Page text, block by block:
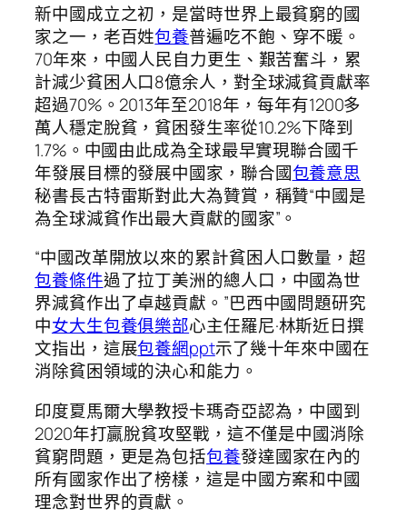
新中國成立之初，是當時世界上最貧窮的國
家之一，老百姓包養普遍吃不飽、穿不暖。
70年來，中國人民自力更生、艱苦奮斗，累
計減少貧困人口8億余人，對全球減貧貢獻率
超過70%。2013年至2018年，每年有1200多
萬人穩定脫貧，貧困發生率從10.2%下降到
1.7%。中國由此成為全球最早實現聯合國千
年發展目標的發展中國家，聯合國包養意思
秘書長古特雷斯對此大為贊賞，稱贊“中國是
為全球減貧作出最大貢獻的國家”。
“中國改革開放以來的累計貧困人口數量，超
包養條件過了拉丁美洲的總人口，中國為世
界減貧作出了卓越貢獻。”巴西中國問題研究
中女大生包養俱樂部心主任羅尼·林斯近日撰
文指出，這展包養網ppt示了幾十年來中國在
消除貧困領域的決心和能力。
印度夏馬爾大學教授卡瑪奇亞認為，中國到
2020年打贏脫貧攻堅戰，這不僅是中國消除
貧窮問題，更是為包括包養發達國家在內的
所有國家作出了榜樣，這是中國方案和中國
理念對世界的貢獻。